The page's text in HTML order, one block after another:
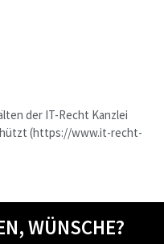
der IT-Recht Kanzlei
(https://www.it-recht-
WÜNSCHE?